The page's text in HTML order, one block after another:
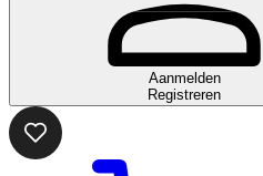
Aanmelden
Registreren